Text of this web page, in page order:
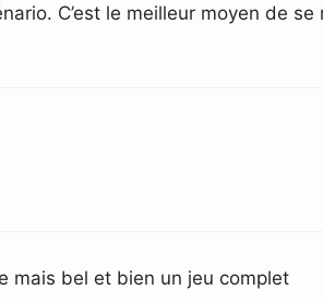
C’est le meilleur moyen de
mais bel et bien un jeu complet